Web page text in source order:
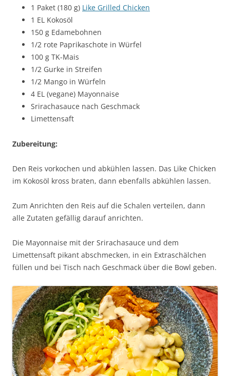
1 Paket (180 g) Like Grilled Chicken
1 EL Kokosöl
150 g Edamebohnen
1/2 rote Paprikaschote in Würfel
100 g TK-Mais
1/2 Gurke in Streifen
1/2 Mango in Würfeln
4 EL (vegane) Mayonnaise
Srirachasauce nach Geschmack
Limettensaft
Zubereitung:
Den Reis vorkochen und abkühlen lassen. Das Like Chicken
im Kokosöl kross braten, dann ebenfalls abkühlen lassen.
Zum Anrichten den Reis auf die Schalen verteilen, dann
alle Zutaten gefällig darauf anrichten.
Die Mayonnaise mit der Srirachasauce und dem
Limettensaft pikant abschmecken, in ein Extraschälchen
füllen und bei Tisch nach Geschmack über die Bowl geben.